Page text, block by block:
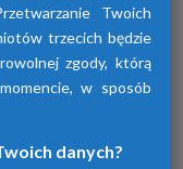
osuszania
wilgoci. Są
z nich
Twoich
trzecich będzie
zgody, którą
w sposób
danych?